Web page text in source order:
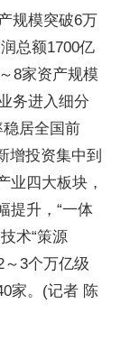
规模突破6万
总额1700亿
8家资产规模
务进入细分
居全国前
增投资集中到
业四大板块，
提升，“一体
术“策源
～3个万亿级
家。(记者 陈